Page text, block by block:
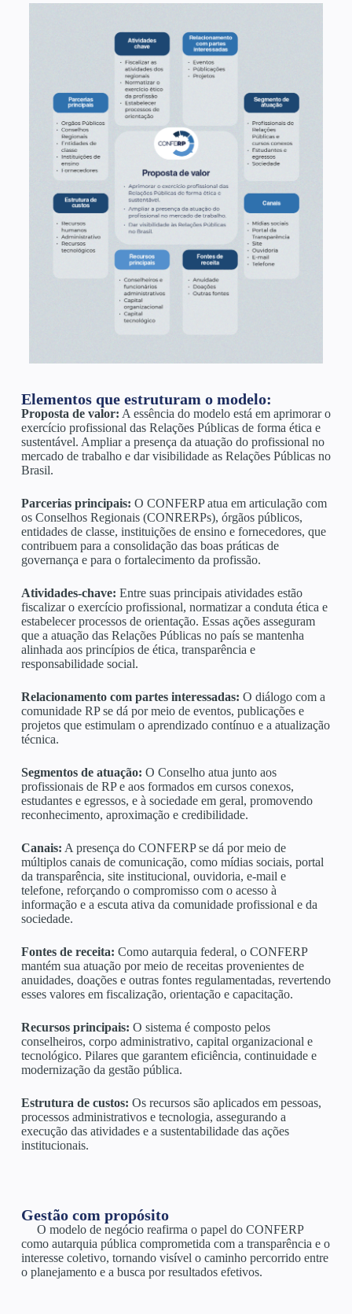
Elementos que estruturam o modelo:
Proposta de valor: A essência do modelo está em aprimorar o
exercício profissional das Relações Públicas de forma ética e
sustentável. Ampliar a presença da atuação do profissional no
mercado de trabalho e dar visibilidade as Relações Públicas no
Brasil.
Parcerias principais: O CONFERP atua em articulação com
os Conselhos Regionais (CONRERPs), órgãos públicos,
entidades de classe, instituições de ensino e fornecedores, que
contribuem para a consolidação das boas práticas de
governança e para o fortalecimento da profissão.
Atividades-chave: Entre suas principais atividades estão
fiscalizar o exercício profissional, normatizar a conduta ética e
estabelecer processos de orientação. Essas ações asseguram
que a atuação das Relações Públicas no país se mantenha
alinhada aos princípios de ética, transparência e
responsabilidade social.
Relacionamento com partes interessadas: O diálogo com a
comunidade RP se dá por meio de eventos, publicações e
projetos que estimulam o aprendizado contínuo e a atualização
técnica.
Segmentos de atuação: O Conselho atua junto aos
profissionais de RP e aos formados em cursos conexos,
estudantes e egressos, e à sociedade em geral, promovendo
reconhecimento, aproximação e credibilidade.
Canais: A presença do CONFERP se dá por meio de
múltiplos canais de comunicação, como mídias sociais, portal
da transparência, site institucional, ouvidoria, e-mail e
telefone, reforçando o compromisso com o acesso à
informação e a escuta ativa da comunidade profissional e da
sociedade.
Fontes de receita: Como autarquia federal, o CONFERP
mantém sua atuação por meio de receitas provenientes de
anuidades, doações e outras fontes regulamentadas, revertendo
esses valores em fiscalização, orientação e capacitação.
Recursos principais: O sistema é composto pelos
conselheiros, corpo administrativo, capital organizacional e
tecnológico. Pilares que garantem eficiência, continuidade e
modernização da gestão pública.
Estrutura de custos: Os recursos são aplicados em pessoas,
processos administrativos e tecnologia, assegurando a
execução das atividades e a sustentabilidade das ações
institucionais.
Gestão com propósito
O modelo de negócio reafirma o papel do CONFERP
como autarquia pública comprometida com a transparência e o
interesse coletivo, tornando visível o caminho percorrido entre
o planejamento e a busca por resultados efetivos.